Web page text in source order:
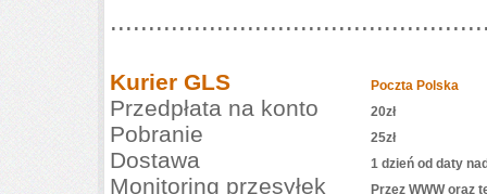
Kurier GLS Poczta Polska
Przedpłata na konto 20zł
Pobranie 25zł
Dostawa 1 dzień od daty
Monitoring przesyłek Przez WWW oraz